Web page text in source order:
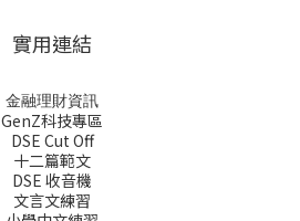
實用連結
金融理財資訊
GenZ科技專區
DSE Cut Off
十二篇範文
DSE 收音機
文言文練習